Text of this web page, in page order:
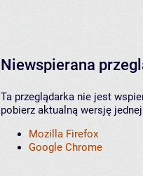
Niewspierana
Ta przeglądarka nie jest
pobierz aktualną wersję
Mozilla Firefox
Google Chrome